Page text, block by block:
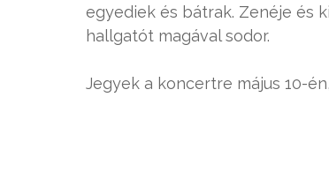
egyediek és bátrak. Zenéje és
hallgatót magával sodor.
Jegyek a koncertre május 10-